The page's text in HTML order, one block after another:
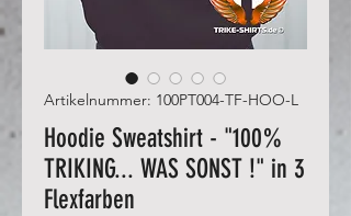
Artikelnummer: 100PT004-TF-HOO-L
Hoodie Sweatshirt - "100%
TRIKING... WAS SONST !" in 3
Flexfarben